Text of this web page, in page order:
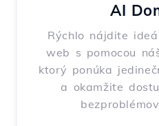
AI
Rýchlo nájdite
web s pomocou
ktorý ponúka
a okamžite